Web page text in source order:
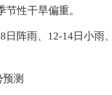
性干旱偏重。
日阵雨、 12-14日小雨、
测